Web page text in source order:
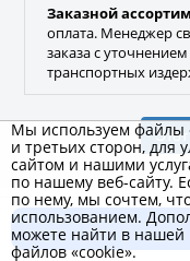
Заказной
оплата. Менеджер
заказа с
транспортных
Бренд
Мы используем файлы
и третьих сторон, для
сайтом и нашими
по нашему веб-сайту.
по нему, мы сочтем,
использованием.
можете найти в
файлов «cookie».